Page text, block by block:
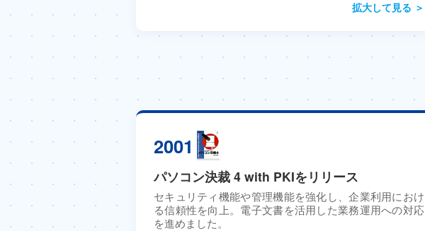
拡大して見る ＞
2001
パソコン決裁 4 with PKIをリリース
セキュリティ機能や管理機能を強化し、企業利用におけ
る信頼性を向上。電子文書を活用した業務運用への対応
を進めました。